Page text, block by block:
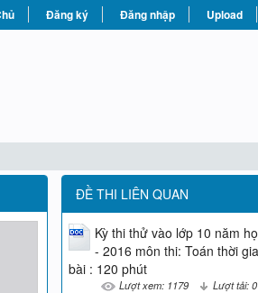
Đăng ký Đăng nhập Upload
ĐỀ THI LIÊN QUAN
Kỳ thi thử vào lớp 10 năm
- 2016 môn thi: Toán thời
bài : 120 phút
Lượt xem: 1179 Lượt tải: 0